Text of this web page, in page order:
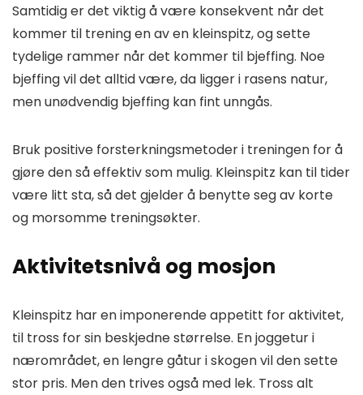
Samtidig er det viktig å være konsekvent når det
kommer til trening en av en kleinspitz, og sette
tydelige rammer når det kommer til bjeffing. Noe
bjeffing vil det alltid være, da ligger i rasens natur,
men unødvendig bjeffing kan fint unngås.
Bruk positive forsterkningsmetoder i treningen for å
gjøre den så effektiv som mulig. Kleinspitz kan til tider
være litt sta, så det gjelder å benytte seg av korte
og morsomme treningsøkter.
Aktivitetsnivå og mosjon
Kleinspitz har en imponerende appetitt for aktivitet,
til tross for sin beskjedne størrelse. En joggetur i
nærområdet, en lengre gåtur i skogen vil den sette
stor pris. Men den trives også med lek. Tross alt